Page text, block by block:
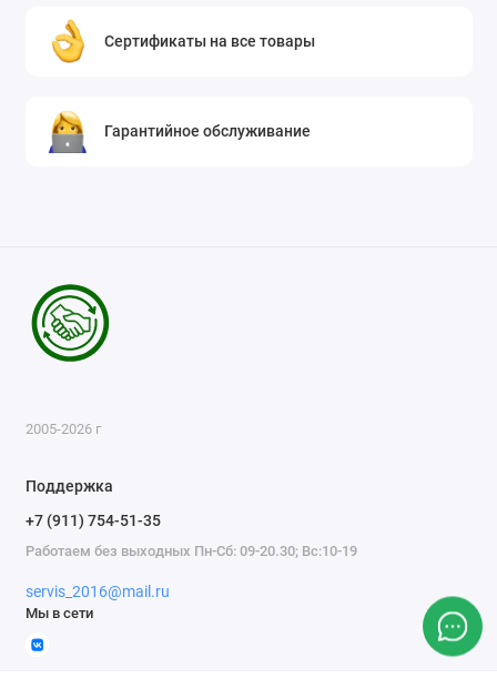
Сертификаты на все товары
Гарантийное обслуживание
2005-2026 г
Поддержка
+7 (911) 754-51-35
Работаем без выходных Пн-Сб: 09-20.30; Вс:10-19
servis_2016@mail.ru
Мы в сети